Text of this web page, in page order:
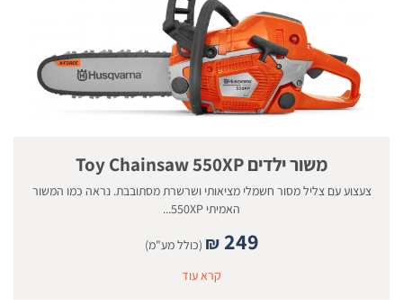
משור ילדים Toy Chainsaw 550XP
צעצוע עם צליל מסור חשמלי מציאותי ושרשרת מסתובבת. נראה כמו המשור
האמיתי 550XP...
₪ 249
(כולל מע"מ)
קרא עוד